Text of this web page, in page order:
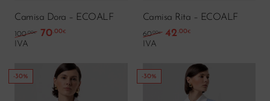
Camisa Dora – ECOALF
100 .00€ El precio original era: 100.00€.
70.00 € El precio actual es: 70.00€.
IVA
Camisa Rita – ECOALF
60.00€ El precio original era:
42.00 €
IVA
-30% -30%